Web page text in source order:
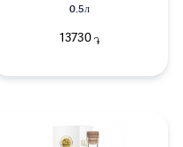
0.5л
13730 ֏